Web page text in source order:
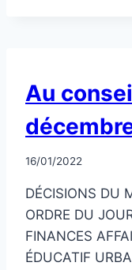
2022
NON
CLASSÉ
Au
Par
16/01/2022
DÉCISIONS DU
ORDRE DU
FINANCES
ÉDUCATIF